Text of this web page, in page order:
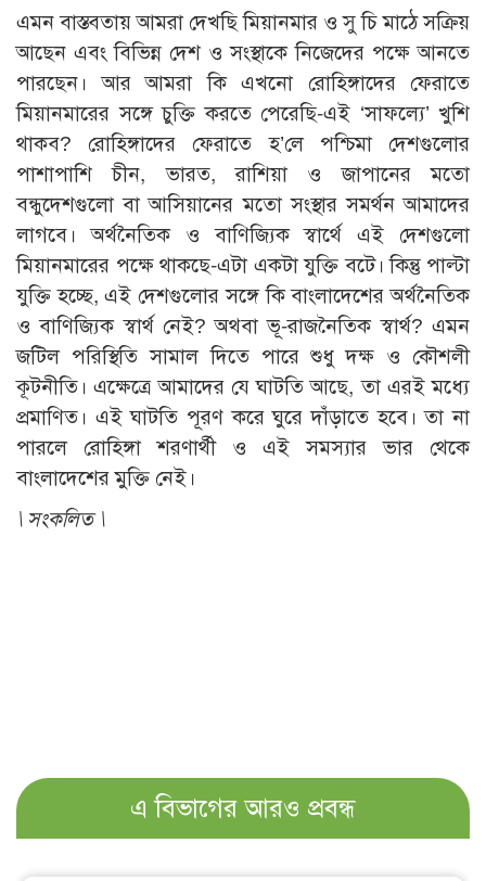
এমন বাস্তবতায় আমরা দেখছি মিয়ানমার ও সু চি মাঠে সক্রিয়
আছেন এবং বিভিন্ন দেশ ও সংস্থাকে নিজেদের পক্ষে আনতে
পারছেন। আর আমরা কি এখনো রোহিঙ্গাদের ফেরাতে
মিয়ানমারের সঙ্গে চুক্তি করতে পেরেছি-এই ‘সাফল্যে’ খুশি
থাকব? রোহিঙ্গাদের ফেরাতে হ’লে পশ্চিমা দেশগুলোর
পাশাপাশি চীন, ভারত, রাশিয়া ও জাপানের মতো
বন্ধুদেশগুলো বা আসিয়ানের মতো সংস্থার সমর্থন আমাদের
লাগবে। অর্থনৈতিক ও বাণিজ্যিক স্বার্থে এই দেশগুলো
মিয়ানমারের পক্ষে থাকছে-এটা একটা যুক্তি বটে। কিন্তু পাল্টা
যুক্তি হচ্ছে, এই দেশগুলোর সঙ্গে কি বাংলাদেশের অর্থনৈতিক
ও বাণিজ্যিক স্বার্থ নেই? অথবা ভূ-রাজনৈতিক স্বার্থ? এমন
জটিল পরিস্থিতি সামাল দিতে পারে শুধু দক্ষ ও কৌশলী
কূটনীতি। এক্ষেত্রে আমাদের যে ঘাটতি আছে, তা এরই মধ্যে
প্রমাণিত। এই ঘাটতি পূরণ করে ঘুরে দাঁড়াতে হবে। তা না
পারলে রোহিঙ্গা শরণার্থী ও এই সমস্যার ভার থেকে
বাংলাদেশের মুক্তি নেই।
\সংকলিত \
এ বিভাগের আরও প্রবন্ধ